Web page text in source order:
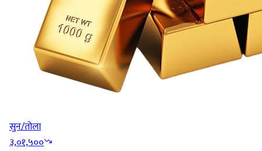
सुन/तोला
३,०१,५००